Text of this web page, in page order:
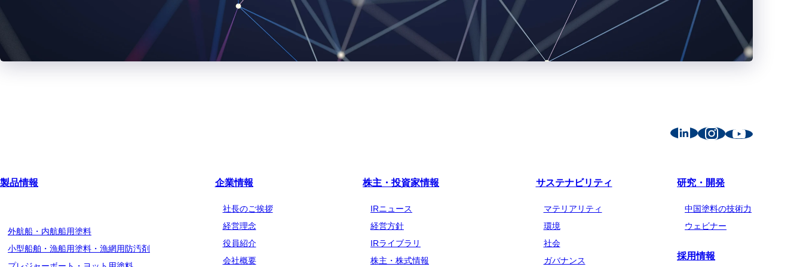
製品情報
外航船・内航船用塗料
小型船舶・漁船用塗料・漁網用防汚剤
企業情報
社長のご挨拶
経営理念
役員紹介
会社概要
株主・投資家情報
IRニュース
経営方針
IRライブラリ
株主・株式情報
サステナビリティ
マテリアリティ
環境
社会
ガバナンス
研究・開発
中国塗料の技術力
ウェビナー
採用情報